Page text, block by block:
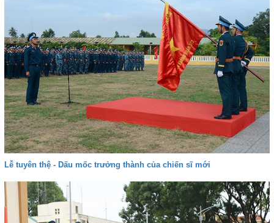
Lễ tuyên thệ - Dấu mốc trưởng thành của chiến sĩ mới